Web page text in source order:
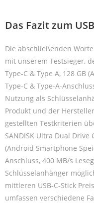
Das Fazit zum
Die abschließenden
mit unserem Testsieger,
Type-C & Type A, 128 GB
Type-C & Type-A-
Nutzung als
Produkt und der Hersteller
gestellten Testkriterien
SANDISK Ultra Dual Drive
(Android Smartphone
Anschluss, 400 MB/s
Schlüsselanhänger
mittleren USB-C-Stick
umfassen verschiedene